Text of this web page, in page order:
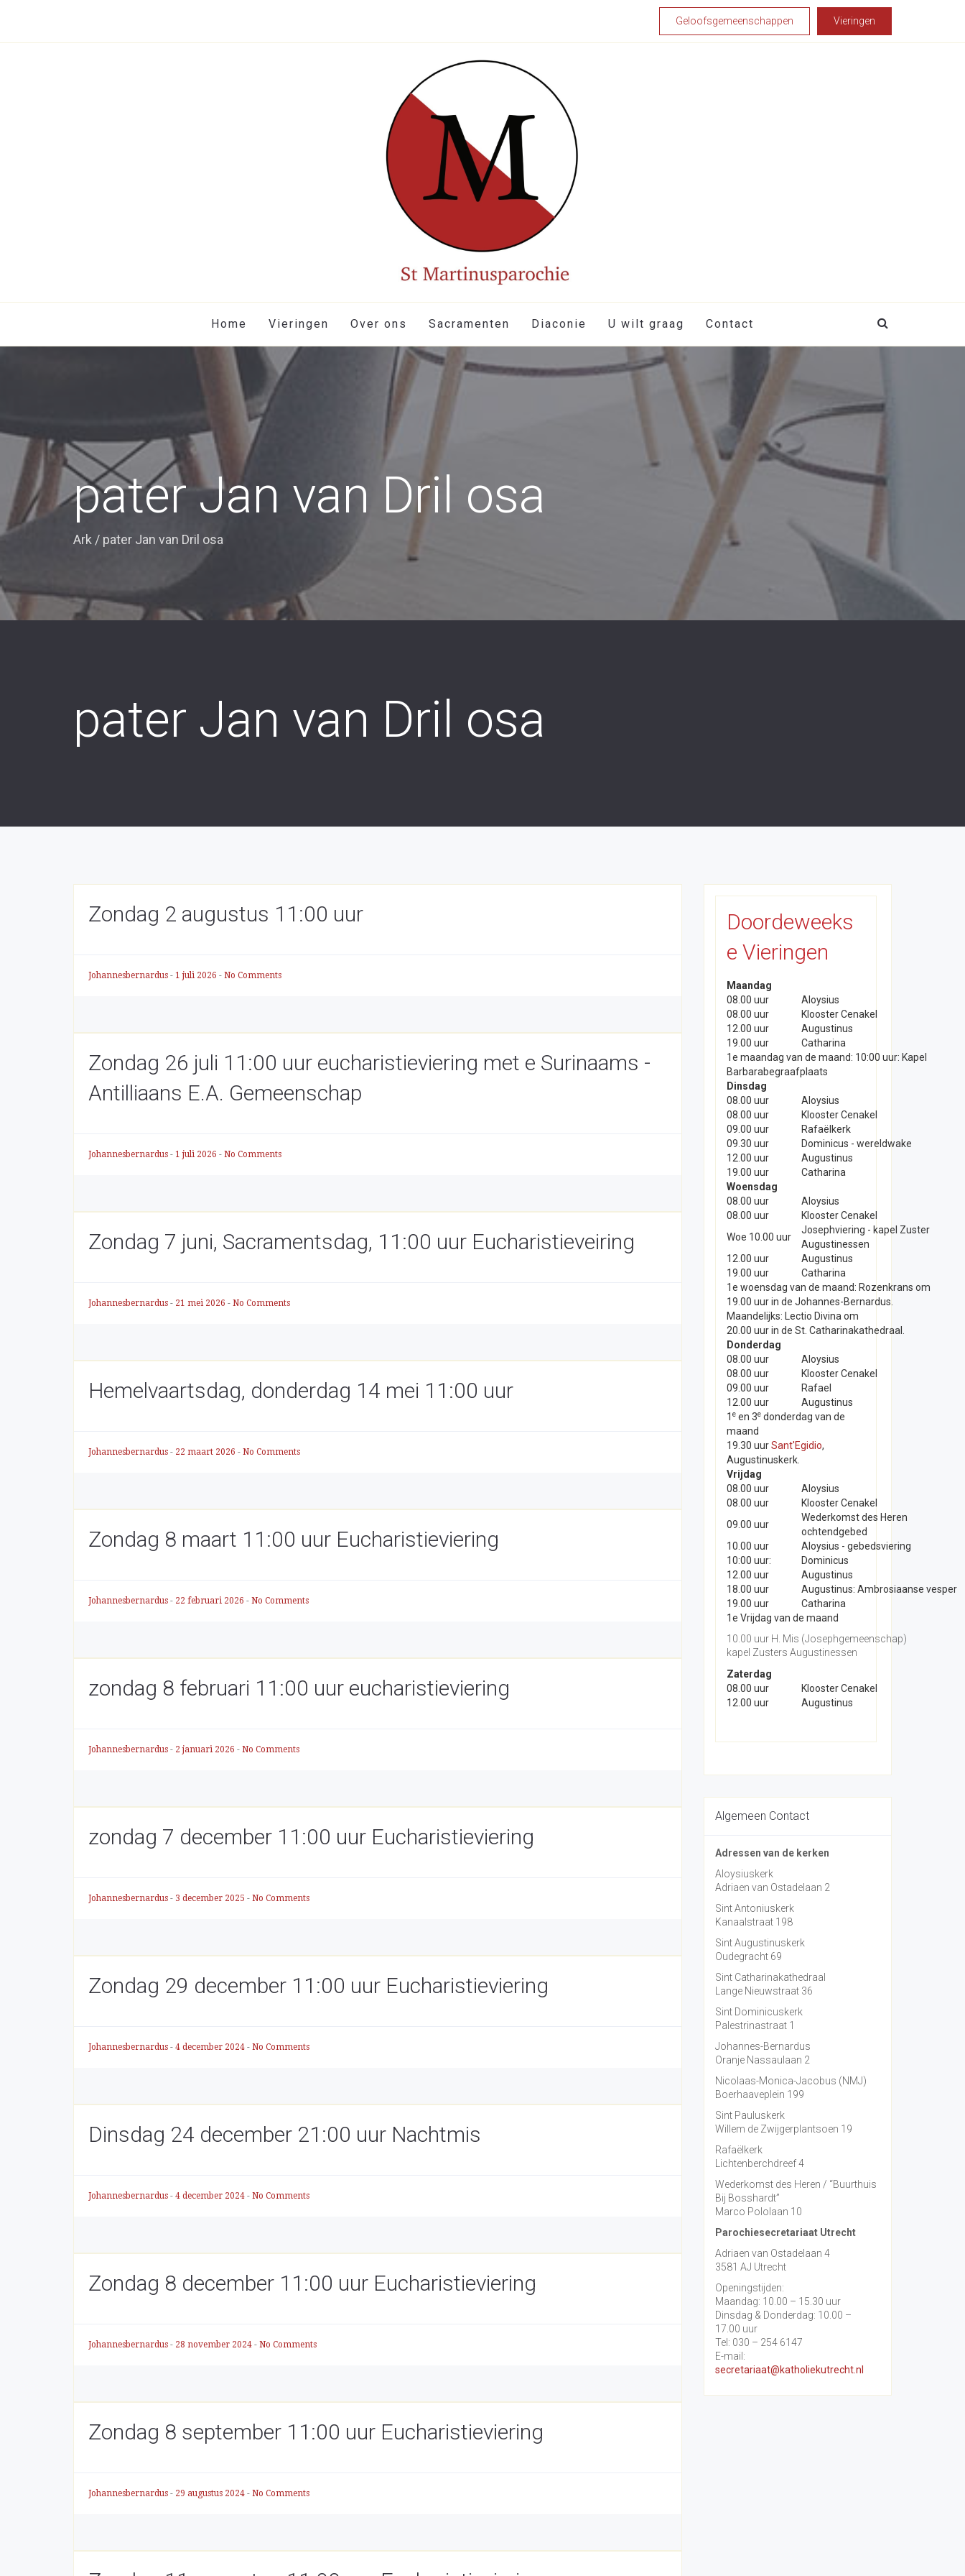
Geloofsgemeenschappen Vieringen
Home Vieringen Over ons Sacramenten Diaconie U wilt graag Contact
pater Jan van Dril osa
Ark / pater Jan van Dril osa
pater Jan van Dril osa
Zondag 2 augustus 11:00 uur
Johannesbernardus - 1 juli 2026 - No Comments
Zondag 26 juli 11:00 uur eucharistieviering met e Surinaams -
Antilliaans E.A. Gemeenschap
Johannesbernardus - 1 juli 2026 - No Comments
Zondag 7 juni, Sacramentsdag, 11:00 uur Eucharistieveiring
Johannesbernardus - 21 mei 2026 - No Comments
Hemelvaartsdag, donderdag 14 mei 11:00 uur
Johannesbernardus - 22 maart 2026 - No Comments
Zondag 8 maart 11:00 uur Eucharistieviering
Johannesbernardus - 22 februari 2026 - No Comments
zondag 8 februari 11:00 uur eucharistieviering
Johannesbernardus - 2 januari 2026 - No Comments
zondag 7 december 11:00 uur Eucharistieviering
Johannesbernardus - 3 december 2025 - No Comments
Zondag 29 december 11:00 uur Eucharistieviering
Johannesbernardus - 4 december 2024 - No Comments
Dinsdag 24 december 21:00 uur Nachtmis
Johannesbernardus - 4 december 2024 - No Comments
Zondag 8 december 11:00 uur Eucharistieviering
Johannesbernardus - 28 november 2024 - No Comments
Zondag 8 september 11:00 uur Eucharistieviering
Johannesbernardus - 29 augustus 2024 - No Comments
Doordeweeks
e Vieringen
Maandag
08.00 uur
Aloysius
08.00 uur
Klooster Cenakel
12.00 uur
Augustinus
19.00 uur
Catharina
1e maandag van de maand: 10:00 uur: Kapel
Barbarabegraafplaats
Dinsdag
08.00 uur
Aloysius
08.00 uur
Klooster Cenakel
09.00 uur
Rafaëlkerk
09.30 uur
Dominicus - wereldwake
12.00 uur
Augustinus
19.00 uur
Catharina
Woensdag
08.00 uur
Aloysius
08.00 uur
Klooster Cenakel
Woe 10.00 uur
Josephviering - kapel Zuster
Augustinessen
12.00 uur
Augustinus
19.00 uur
Catharina
1e woensdag van de maand: Rozenkrans om
19.00 uur in de Johannes-Bernardus.
Maandelijks: Lectio Divina om
20.00 uur in de St. Catharinakathedraal.
Donderdag
08.00 uur
Aloysius
08.00 uur
Klooster Cenakel
09.00 uur
Rafael
12.00 uur
Augustinus
1 een 3edonderdag van de
maand
19.30 uurSant'Egidio,
Augustinuskerk.
Vrijdag
08.00 uur
Aloysius
08.00 uur
Klooster Cenakel
09.00 uur
Wederkomst des Heren
ochtendgebed
10.00 uur
Aloysius - gebedsviering
10:00 uur:
Dominicus
12.00 uur
Augustinus
18.00 uur
Augustinus: Ambrosiaanse vesper
19.00 uur
Catharina
1e Vrijdag van de maand
10.00 uur H. Mis (Josephgemeenschap)
kapel Zusters Augustinessen
Zaterdag
08.00 uur
Klooster Cenakel
12.00 uur
Augustinus
Algemeen Contact
Adressen van de kerken
Aloysiuskerk
Adriaen van Ostadelaan 2
Sint Antoniuskerk
Kanaalstraat 198
Sint Augustinuskerk
Oudegracht 69
Sint Catharinakathedraal
Lange Nieuwstraat 36
Sint Dominicuskerk
Palestrinastraat 1
Johannes-Bernardus
Oranje Nassaulaan 2
Nicolaas-Monica-Jacobus (NMJ)
Boerhaaveplein 199
Sint Pauluskerk
Willem de Zwijgerplantsoen 19
Rafaëlkerk
Lichtenberchdreef 4
Wederkomst des Heren / “Buurthuis
Bij Bosshardt”
Marco Pololaan 10
Parochiesecretariaat Utrecht
Adriaen van Ostadelaan 4
3581 AJ Utrecht
Openingstijden:
Maandag: 10.00 – 15.30 uur
Dinsdag & Donderdag: 10.00 –
17.00 uur
Tel: 030 – 254 6147
E-mail:
secretariaat@katholiekutrecht.nl